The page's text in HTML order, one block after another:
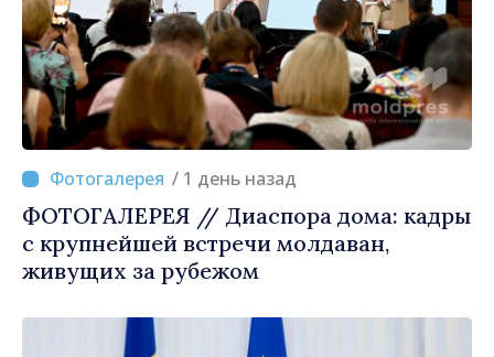
/ 1 день назад
ФОТОГАЛЕРЕЯ // Диаспора дома: кадры
с крупнейшей встречи молдаван,
живущих за рубежом